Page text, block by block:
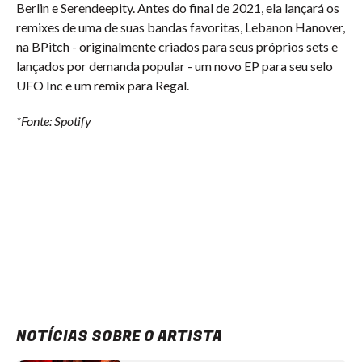
Berlin e Serendeepity. Antes do final de 2021, ela lançará os
remixes de uma de suas bandas favoritas, Lebanon Hanover,
na BPitch - originalmente criados para seus próprios sets e
lançados por demanda popular - um novo EP para seu selo
UFO Inc e um remix para Regal.
*Fonte: Spotify
NOTÍCIAS SOBRE O ARTISTA